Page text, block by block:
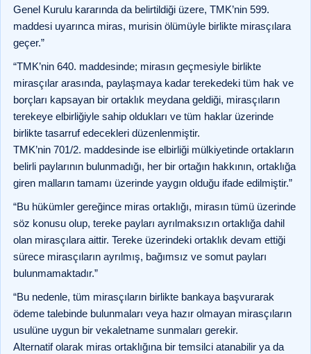
Genel Kurulu kararında da belirtildiği üzere, TMK’nin 599.
maddesi uyarınca miras, murisin ölümüyle birlikte mirasçılara
geçer.”
“TMK’nin 640. maddesinde; mirasın geçmesiyle birlikte
mirasçılar arasında, paylaşmaya kadar terekedeki tüm hak ve
borçları kapsayan bir ortaklık meydana geldiği, mirasçıların
terekeye elbirliğiyle sahip oldukları ve tüm haklar üzerinde
birlikte tasarruf edecekleri düzenlenmiştir.
TMK’nin 701/2. maddesinde ise elbirliği mülkiyetinde ortakların
belirli paylarının bulunmadığı, her bir ortağın hakkının, ortaklığa
giren malların tamamı üzerinde yaygın olduğu ifade edilmiştir.”
“Bu hükümler gereğince miras ortaklığı, mirasın tümü üzerinde
söz konusu olup, tereke payları ayrılmaksızın ortaklığa dahil
olan mirasçılara aittir. Tereke üzerindeki ortaklık devam ettiği
sürece mirasçıların ayrılmış, bağımsız ve somut payları
bulunmamaktadır.”
“Bu nedenle, tüm mirasçıların birlikte bankaya başvurarak
ödeme talebinde bulunmaları veya hazır olmayan mirasçıların
usulüne uygun bir vekaletname sunmaları gerekir.
Alternatif olarak miras ortaklığına bir temsilci atanabilir ya da